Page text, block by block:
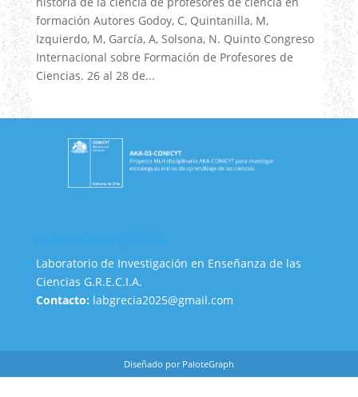
formación Autores Godoy, C, Quintanilla, M,
Izquierdo, M, García, A, Solsona, N. Quinto Congreso
Internacional sobre Formación de Profesores de
Ciencias. 26 al 28 de...
Laboratorio de Investigación en Enseñanza de las
Ciencias G.R.E.C.I.A.
Contacto: labgrecia2025@gmail.com
Diseñado por PaloteGraph